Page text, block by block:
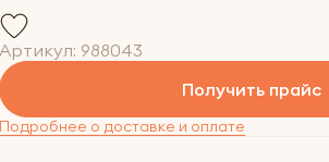
Артикул: 988043
Получить прайс
Подробнее о доставке и оплате